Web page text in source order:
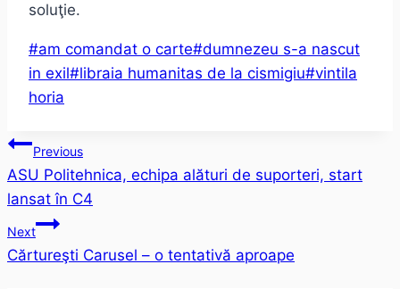
soluţie.
Post
Tags:
#am comandat o carte#dumnezeu s-a nascut
in exil#libraia humanitas de la cismigiu#vintila
horia
Post
navigation
Previous
ASU Politehnica, echipa alături de suporteri, start
lansat în C4
Next
Cărtureşti Carusel – o tentativă aproape